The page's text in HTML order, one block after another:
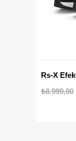
Rs-X
₺8.999,00